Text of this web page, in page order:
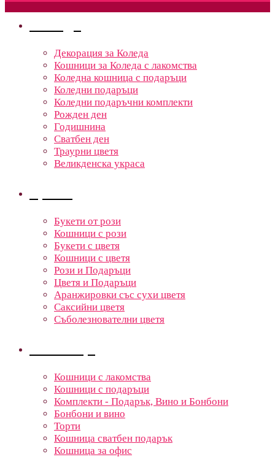
Декорация за Коледа
Кошници за Коледа с лакомства
Коледна кошница с подаръци
Коледни подаръци
Коледни подаръчни комплекти
Рожден ден
Годишнина
Сватбен ден
Траурни цветя
Великденска украса
Букети от рози
Кошници с рози
Букети с цветя
Кошници с цветя
Рози и Подаръци
Цветя и Подаръци
Аранжировки със сухи цветя
Саксийни цветя
Съболезнователни цветя
Кошници с лакомства
Кошници с подаръци
Комплекти - Подарък, Вино и Бонбони
Бонбони и вино
Торти
Кошница сватбен подарък
Кошница за офис